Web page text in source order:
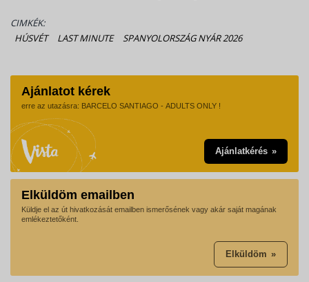
CIMKÉK:
HÚSVÉT
LAST MINUTE SPANYOLORSZÁG NYÁR 2026
Ajánlatot kérek
erre az utazásra: BARCELO SANTIAGO - ADULTS ONLY !
Ajánlatkérés
Elküldöm emailben
Küldje el az út hivatkozását emailben ismerősének vagy akár saját magának
emlékeztetőként.
Elküldöm